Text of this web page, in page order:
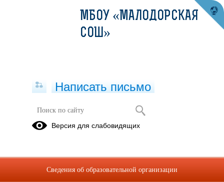
Перечень реализуемых основных и
Описание образовательной программы
МБОУ «МАЛОДОРСКАЯ
СОШ»
Написать письмо
Версия для слабовидящих
Сведения об образовательной организации